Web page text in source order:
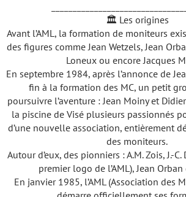
🏛️ Les origines
Avant l’AML, la formation de moniteurs
des figures comme Jean Wetzels, Jean
Loneux ou encore Jacques
En septembre 1984, après l’annonce de
fin à la formation des MC, un petit
poursuivre l’aventure : Jean Moiny et
la piscine de Visé plusieurs passionnés
d’une nouvelle association, entièrement
des moniteurs.
Autour d’eux, des pionniers : A.M. Zois, J.-
premier logo de l’AML), Jean Orban
En janvier 1985, l’AML (Association des